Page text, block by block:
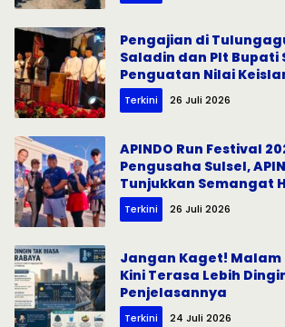
Pengajian di
Saladin dan Plt Bupati
Penguatan Nilai
Terkini 26 Juli 2026
APINDO Run Festival
Pengusaha Sulsel,
Tunjukkan Semangat
Terkini 26 Juli 2026
Jangan Kaget! Malam
Kini Terasa Lebih
Penjelasannya
Terkini 24 Juli 2026